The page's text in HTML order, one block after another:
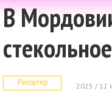
В
Репортер 2025 / 12